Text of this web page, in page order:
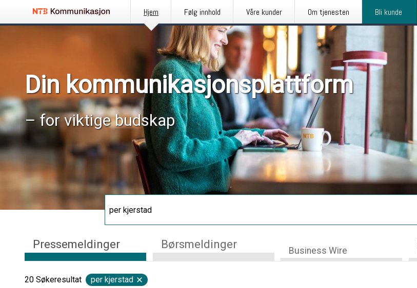
Hjem Følg innhold Våre kunder Om tjenesten Bli kunde
Din kommunikasjonsplattform
– for viktige budskap
Pressemeldinger Børsmeldinger Business Wire
20 Søkeresultat per kjerstad